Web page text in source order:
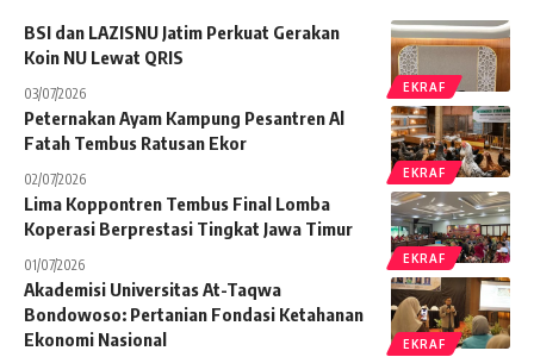
EKRAF
BSI dan LAZISNU Jatim Perkuat Gerakan
Koin NU Lewat QRIS
03/07/2026
EKRAF
Peternakan Ayam Kampung Pesantren Al
Fatah Tembus Ratusan Ekor
02/07/2026
EKRAF
Lima Koppontren Tembus Final Lomba
Koperasi Berprestasi Tingkat Jawa Timur
01/07/2026
EKRAF
Akademisi Universitas At-Taqwa
Bondowoso: Pertanian Fondasi Ketahanan
Ekonomi Nasional